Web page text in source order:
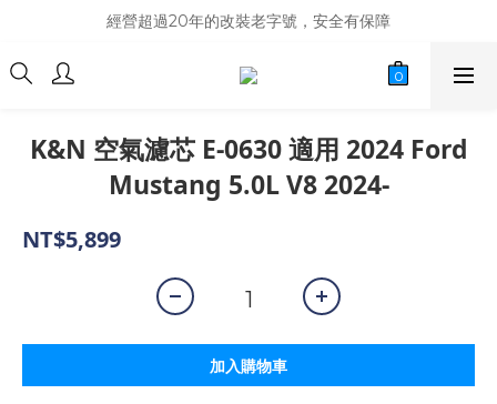
商品庫存變動快速，難免庫存不同步，建議購買之前先詢問貨況
經營超過20年的改裝老字號，安全有保障
商品庫存變動快速，難免庫存不同步，建議購買之前先詢問貨況
K&N 空氣濾芯 E-0630 適用 2024 Ford
Mustang 5.0L V8 2024-
NT$5,899
加入購物車